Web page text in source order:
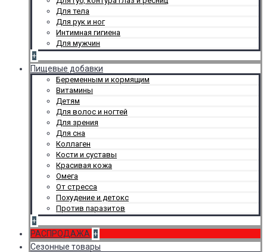
Для тела
Для рук и ног
Интимная гигиена
Для мужчин
+
Пищевые добавки
Беременным и кормящим
Витамины
Детям
Для волос и ногтей
Для зрения
Для сна
Коллаген
Кости и суставы
Красивая кожа
Омега
От стресса
Похудение и детокс
Против паразитов
+
РАСПРОДАЖА +
Сезонные товары